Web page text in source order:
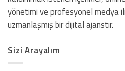
yönetimi ve profesyonel medya
uzmanlaşmış bir dijital ajanstır.
Sizi Arayalım